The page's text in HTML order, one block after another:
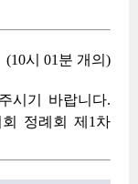
(10시 01분 개의)
시기 바랍니다.
정례회 제1차